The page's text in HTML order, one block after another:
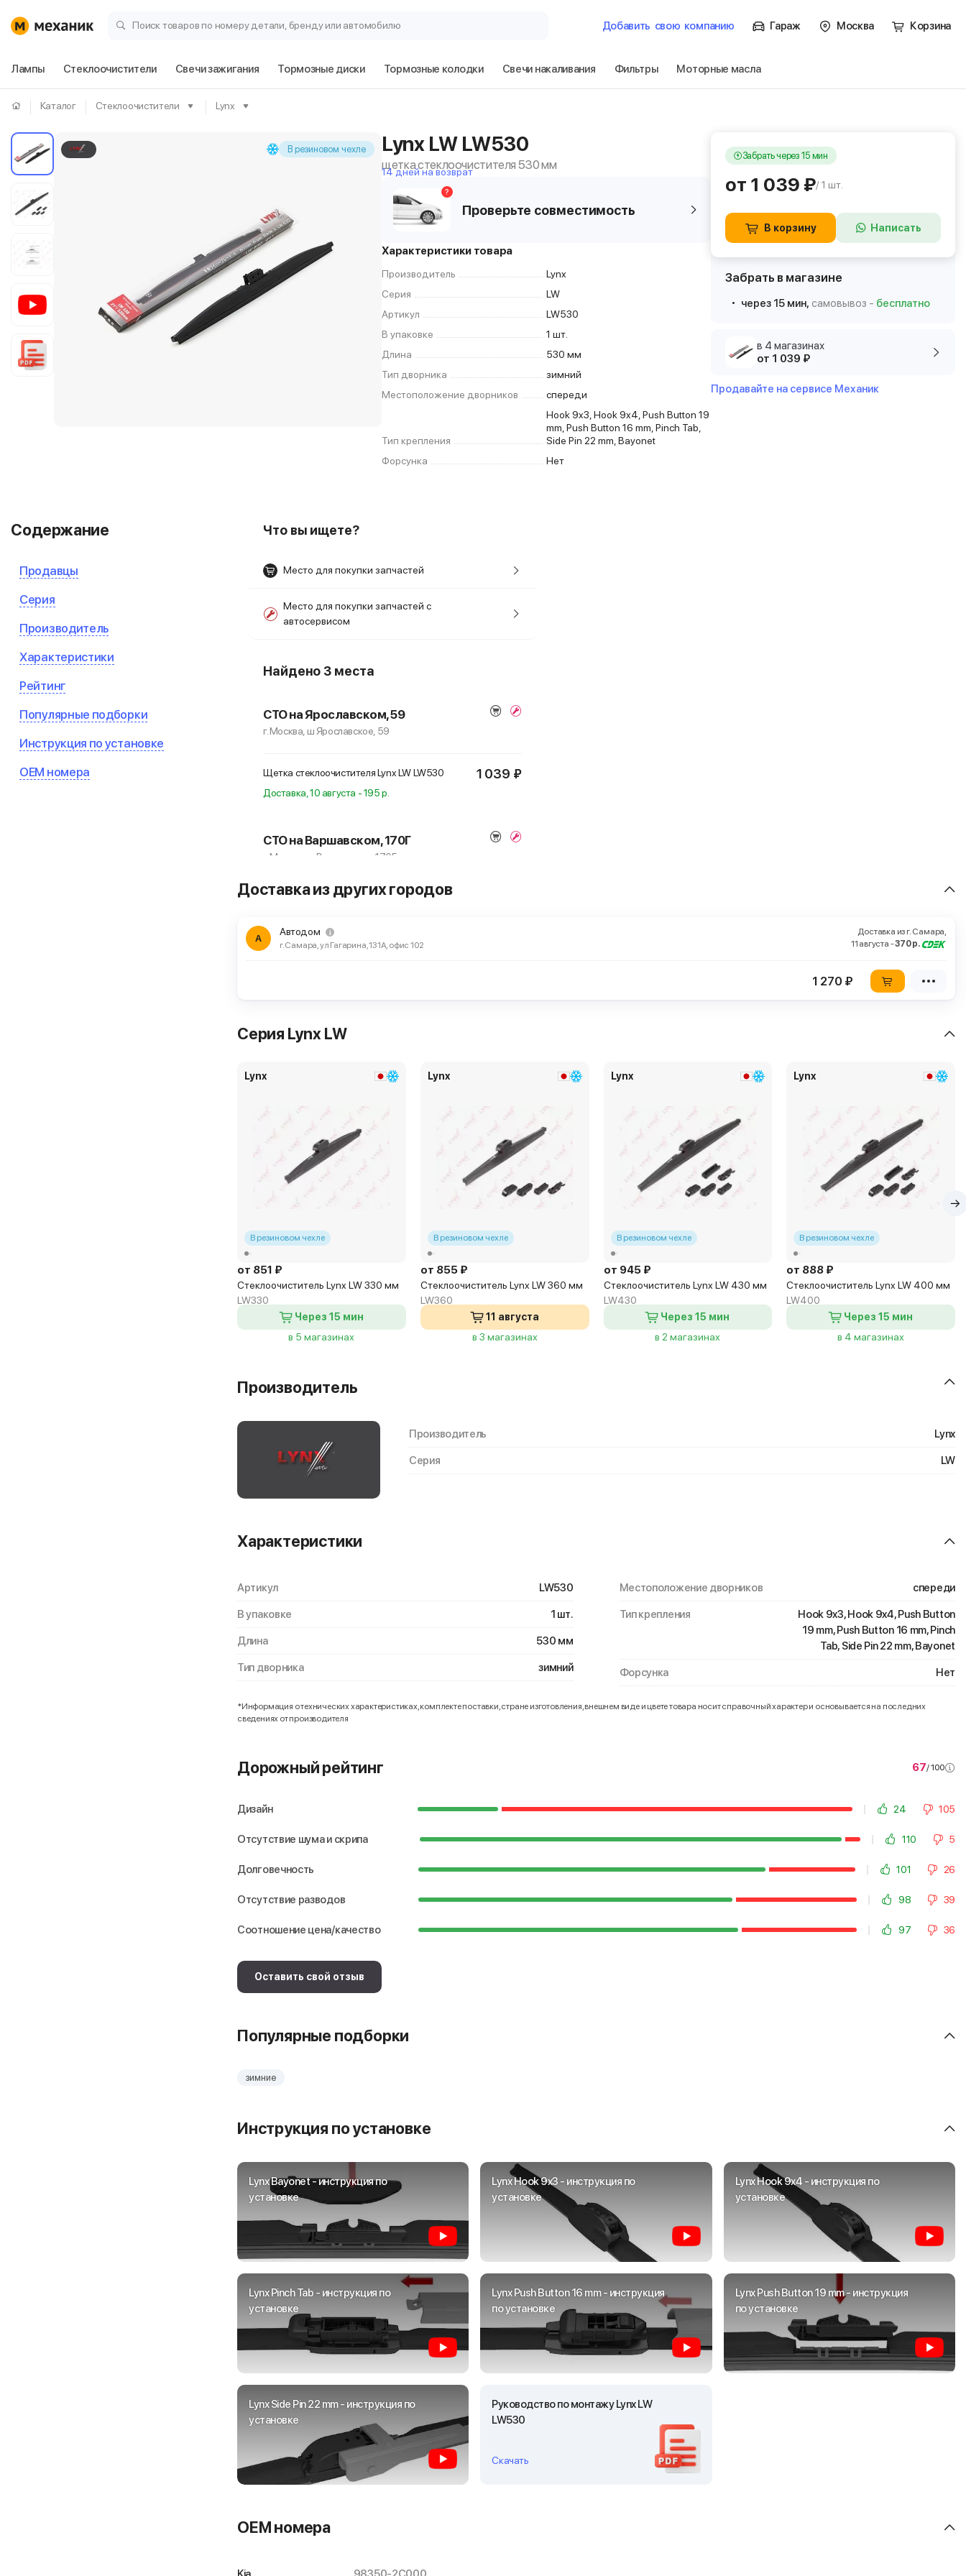
Поиск товаров по номеру детали, бренду или автомобилю Добавить свою компанию Гараж Москва Корзина
Лампы Стеклоочистители Свечи зажигания Тормозные диски Тормозные колодки Свечи накаливания Фильтры Моторные масла
Каталог Стеклоочистители Lynx
В резиновом чехле Lynx LW LW530
щетка стеклоочистителя 530 мм
14 дней на возврат
Проверьте совместимость
?
Характеристики товара
Производитель
Lynx
Серия
LW
Артикул
LW530
В упаковке
1 шт.
Длина
530 мм
Тип дворника
зимний
Местоположение дворников
спереди
Тип крепления
Hook 9x3, Hook 9x4, Push Button 19
mm, Push Button 16 mm, Pinch Tab,
Side Pin 22 mm, Bayonet
Форсунка
Нет
Забрать через 15 мин
от 1 039 ₽/ 1 шт.
В корзину Написать
Забрать в магазине
через 15 мин, самовывоз - бесплатно
в 4 магазинах
от 1 039 ₽
Продавайте на сервисе Механик
Содержание
Продавцы
Серия
Производитель
Характеристики
Рейтинг
Популярные подборки
Инструкция по установке
OEM номера
Что вы ищете?
Место для покупки запчастей
Место для покупки запчастей с
автосервисом
Найдено 3 места
СТО на Ярославском, 59
г. Москва, ш Ярославское, 59
Щетка стеклоочистителя Lynx LWLW530 1 039 ₽
Доставка, 10 августа - 195 р.
СТО на Варшавском, 170Г
г. Москва, ш Варшавское, 170Г
Щетка стеклоочистителя Lynx LW LW530
ЕвроАвто
Самовывоз через 15 мин и позже
Доставка из других городов
А
Автодом
г. Самара, ул Гагарина, 131А, офис 102
Доставка из г. Самара,
11 августа -370 р.
1 270 ₽
Серия Lynx LW
Lynx
В резиновом чехле
от 851 ₽
Стеклоочиститель Lynx LW 330 мм
LW330
Через 15 мин
в 5 магазинах
Lynx
В резиновом чехле
от 855 ₽
Стеклоочиститель Lynx LW 360 мм
LW360
11 августа
в 3 магазинах
Lynx
В резиновом чехле
от 945 ₽
Стеклоочиститель Lynx LW 430 мм
LW430
Через 15 мин
в 2 магазинах
Lynx
В резиновом чехле
от 888 ₽
Стеклоочиститель Lynx LW 400 мм
LW400
Через 15 мин
в 4 магазинах
Производитель
Производитель Lynx
Серия LW
Характеристики
Артикул LW530
В упаковке 1 шт.
Длина 530 мм
Тип дворника зимний
Местоположение дворников спереди
Тип крепления
Hook 9x3, Hook 9x4, Push Button
19 mm, Push Button 16 mm, Pinch
Tab, Side Pin 22 mm, Bayonet
Форсунка Нет
*Информация о технических характеристиках, комплекте поставки, стране изготовления, внешнем виде и цвете товара носит справочный характер и основывается на последних
сведениях от производителя
Дорожный рейтинг 67/ 100
Дизайн 24 105
Отсутствие шума и скрипа 110 5
Долговечность 101 26
Отсутствие разводов 98 39
Соотношение цена/качество 97 36
Оставить свой отзыв
Популярные подборки
зимние
Инструкция по установке
Lynx Bayonet - инструкция по
установке
Lynx Hook 9x3 - инструкция по
установке
Lynx Hook 9x4 - инструкция по
установке
Lynx Pinch Tab - инструкция по
установке
Lynx Push Button 16 mm - инструкция
по установке
Lynx Push Button 19 mm - инструкция
по установке
Lynx Side Pin 22 mm - инструкция по
установке
Руководство по монтажу Lynx LW
LW530
Скачать
OEM номера